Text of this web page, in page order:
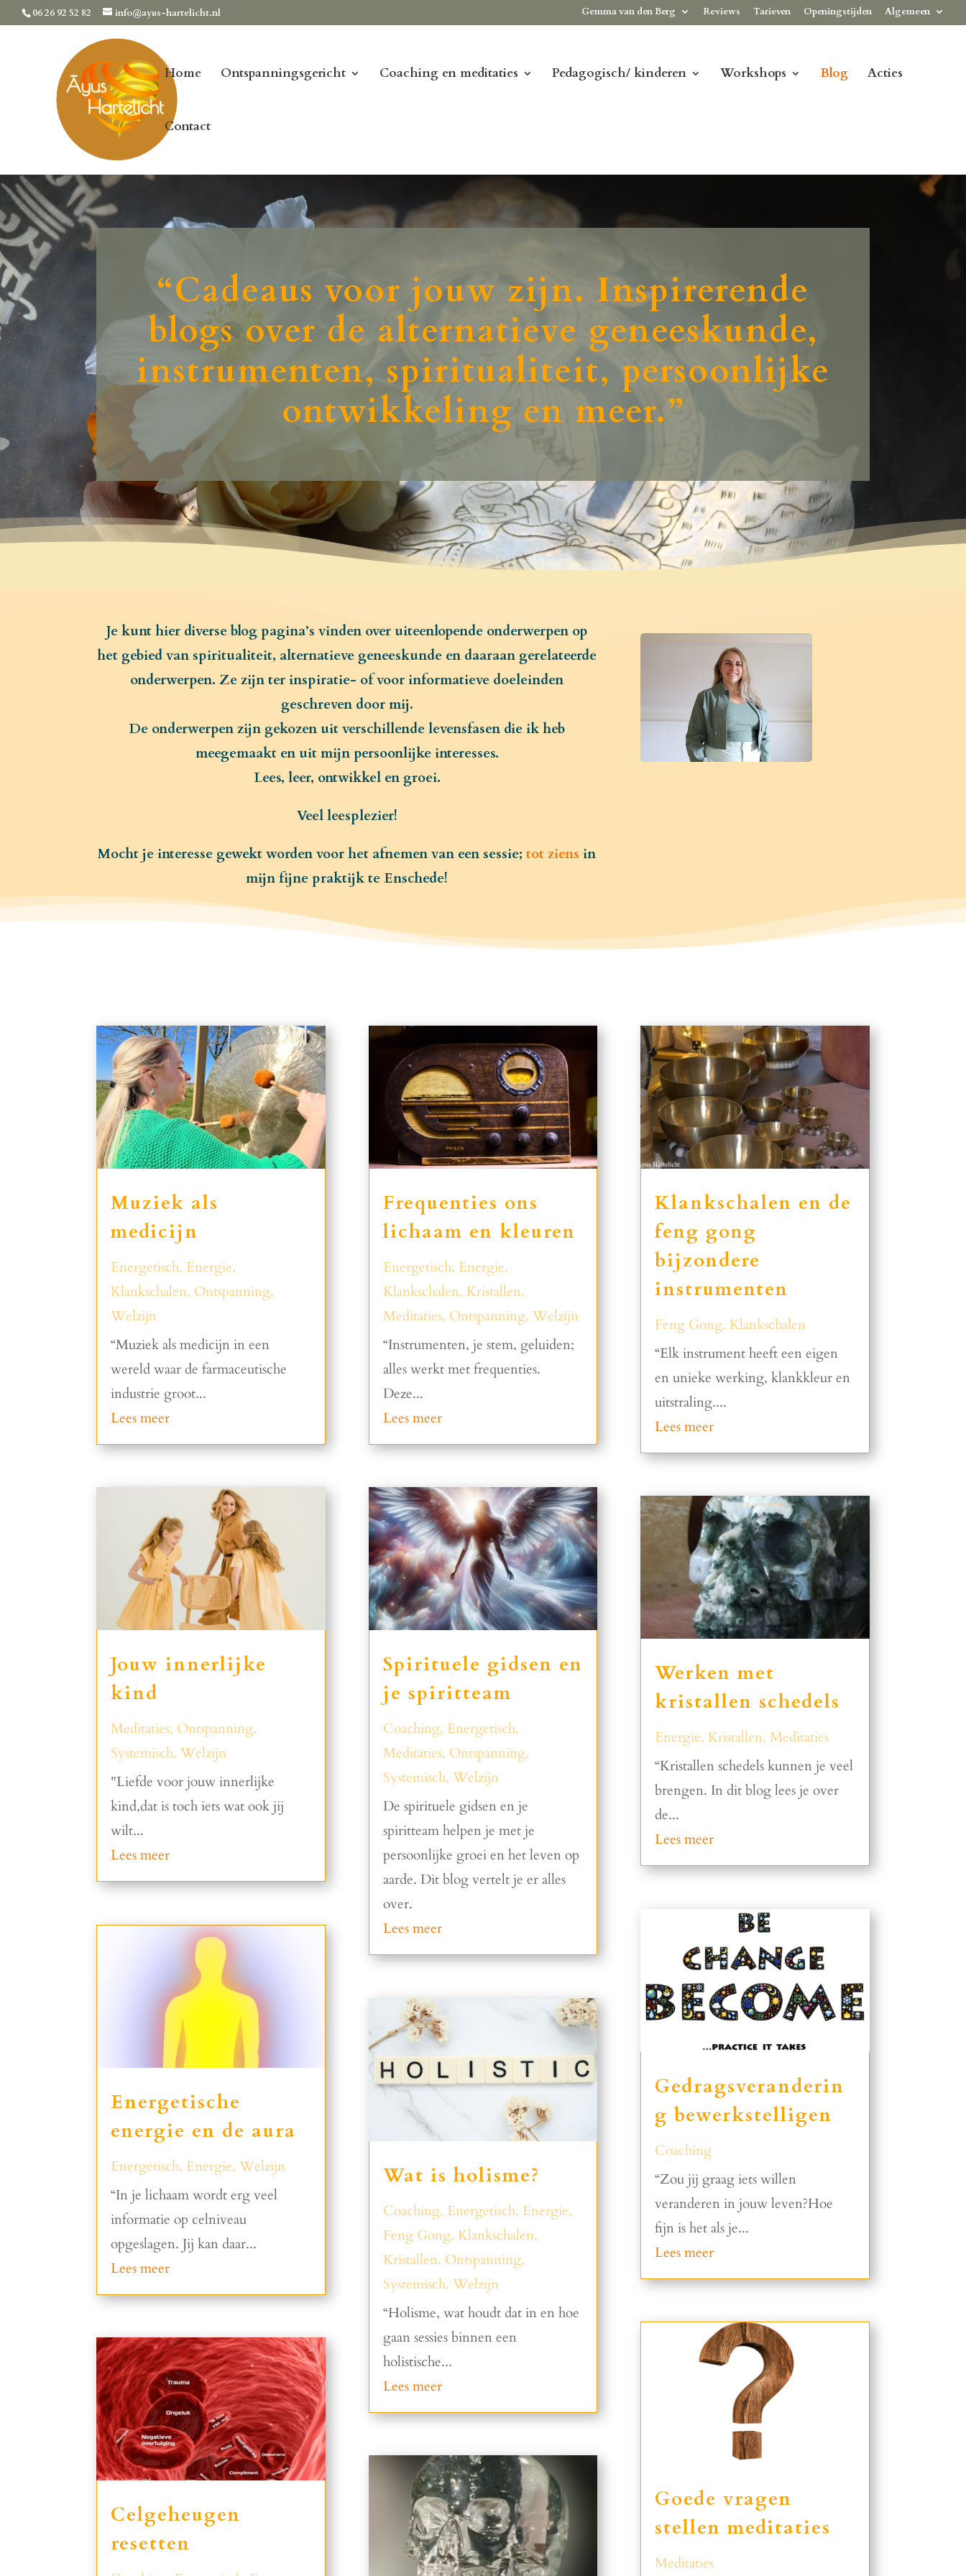
06 26 92 52 82 info@ayus-hartelicht.nl Gemma van den Berg Reviews Tarieven Openingstijden Algemeen
Home Ontspanningsgericht Coaching en meditaties Pedagogisch/ kinderen Workshops Blog Acties
Contact
“Cadeaus voor jouw zijn. Inspirerende
blogs over de alternatieve geneeskunde,
instrumenten, spiritualiteit, persoonlijke
ontwikkeling en meer.”
Je kunt hier diverse blog pagina’s vinden over uiteenlopende onderwerpen op
het gebied van spiritualiteit, alternatieve geneeskunde en daaraan gerelateerde
onderwerpen. Ze zijn ter inspiratie- of voor informatieve doeleinden
geschreven door mij.
De onderwerpen zijn gekozen uit verschillende levensfasen die ik heb
meegemaakt en uit mijn persoonlijke interesses.
Lees, leer, ontwikkel en groei.
Veel leesplezier!
Mocht je interesse gewekt worden voor het afnemen van een sessie;tot ziens in
mijn fijne praktijk te Enschede!
Muziek als
medicijn
Energetisch,Energie,
Klankschalen, Ontspanning,
Welzijn
“Muziek als medicijn in een
wereld waar de farmaceutische
industrie groot...
Lees meer
Jouw innerlijke
kind
Meditaties, Ontspanning,
Systemisch,Welzijn
"Liefde voor jouw innerlijke
kind,dat is toch iets wat ook jij
wilt...
Lees meer
Energetische
energie en de aura
Energetisch,Energie,Welzijn
“In je lichaam wordt erg veel
informatie op celniveau
opgeslagen. Jij kan daar...
Lees meer
Celgeheugen
resetten
Frequenties ons
lichaam en kleuren
Energetisch, Energie,
Klankschalen, Kristallen,
Meditaties, Ontspanning, Welzijn
“Instrumenten, je stem, geluiden;
alles werkt met frequenties.
Deze...
Lees meer
Spirituele gidsen en
je spiritteam
Coaching, Energetisch,
Meditaties, Ontspanning,
Systemisch, Welzijn
De spirituele gidsen en je
spiritteam helpen je met je
persoonlijke groei en het leven op
aarde. Dit blog vertelt je er alles
over.
Lees meer
Wat is holisme?
Coaching, Energetisch, Energie,
Feng Gong, Klankschalen,
Kristallen, Ontspanning,
Systemisch, Welzijn
“Holisme, wat houdt dat in en hoe
gaan sessies binnen een
holistische...
Lees meer
Klankschalen en de
feng gong
bijzondere
instrumenten
Feng Gong, Klankschalen
“Elk instrument heeft een eigen
en unieke werking, klankkleur en
uitstraling....
Lees meer
Werken met
kristallen schedels
Energie, Kristallen, Meditaties
“Kristallen schedels kunnen je veel
brengen. In dit blog lees je over
de...
Lees meer
Gedragsveranderin
g bewerkstelligen
Coaching
“Zou jij graag iets willen
veranderen in jouw leven?Hoe
fijn is het als je...
Lees meer
Goede vragen
stellen meditaties
Meditaties